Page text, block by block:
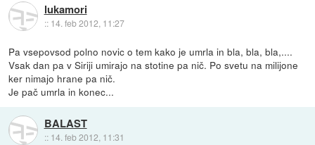
lukamori
:: 14. feb 2012, 11:27
Pa vsepovsod polno novic o tem kako je umrla in bla, bla, bla,....
Vsak dan pa v Siriji umirajo na stotine pa nič. Po svetu na milijone
ker nimajo hrane pa nič.
Je pač umrla in konec...
BALAST
:: 14. feb 2012, 11:31